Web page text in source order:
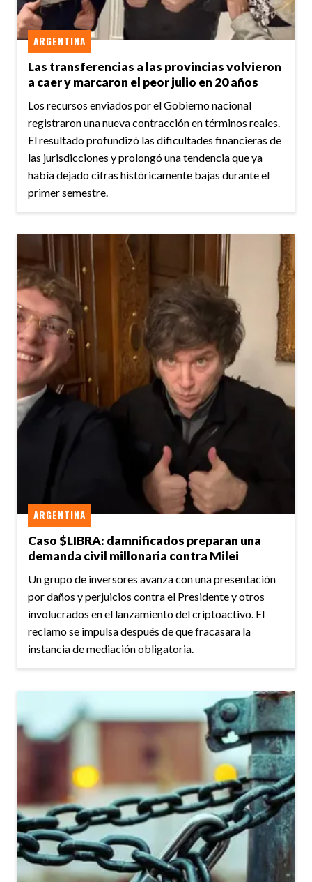
Las transferencias a las provincias volvieron
a caer y marcaron el peor julio en 20 años
ARGENTINA
Los recursos enviados por el Gobierno nacional
registraron una nueva contracción en términos reales.
El resultado profundizó las dificultades financieras de
las jurisdicciones y prolongó una tendencia que ya
había dejado cifras históricamente bajas durante el
primer semestre.
Caso $LIBRA: damnificados preparan una
demanda civil millonaria contra Milei
ARGENTINA
Un grupo de inversores avanza con una presentación
por daños y perjuicios contra el Presidente y otros
involucrados en el lanzamiento del criptoactivo. El
reclamo se impulsa después de que fracasara la
instancia de mediación obligatoria.